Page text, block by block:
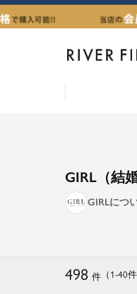
GIRL（結
GIRLにつ
498 件 （1-40